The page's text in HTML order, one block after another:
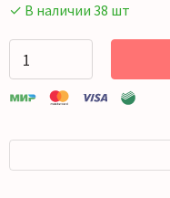
✓ В наличии 38 шт